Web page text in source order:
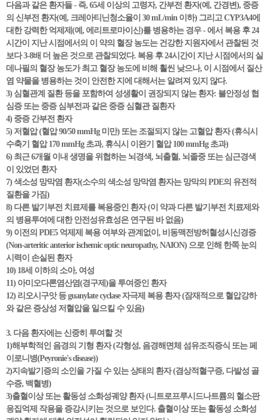
다음과 같은 환자들 - 즉, 65세 이상의 고령자, 간부전 환자(예, 간경변), 중증
의 신부전 환자(예, 크레아티닌청소율이 30 mL/min 이하) 그리고 CYP3A4에
대한 강력한 억제제(예, 에리트로마이신)를 병용하는 경우 - 에서 복용 후 24
시간이 지난 시점에서의 이 약의 혈장 농도는 건강한 지원자에서 관찰된 것
보다 3-8배 더 높은 것으로 관찰되었다. 복용 후 24시간이 지난 시점에서의 실
데나필의 혈장 농도가 최고 혈장 농도에 비해 훨씬 낮으나, 이 시점에서 질산
염 약물을 병용하는 것이 안전한 지에 대해서는 알려져 있지 않다.
3) 심혈관계 질환 등을 포함하여 성생활이 권장되지 않는 환자: 불안정성 협
심증 또는 중증 심부전과 같은 중증 심혈관 질환자
4) 중증 간부전 환자
5) 저혈압 (혈압 90/50 mmHg 미만) 또는 조절되지 않는 고혈압 환자 (휴식시
수축기 혈압 170 mmHg 초과, 휴식시 이완기 혈압 100 mmHg 초과)
6) 최근 6개월 이내 생명을 위협하는 뇌경색, 뇌출혈, 뇌졸중 또는 심근경색
이 있었던 환자
7) 색소성 망막염 환자(소수의 색소성 망막염 환자는 망막의 PDE의 유전적
질환을 가짐)
8) 다른 발기부전 치료제를 복용중인 환자 (이 약과 다른 발기부전 치료제와
의 병용투여에 대한 안전성유효성은 연구된 바 없음)
9) 이전의 PDE5 억제제 복용 여부와 관계없이, 비동맥전방허혈성시신경증
(Non-arteritic anterior ischemic optic neuropathy, NAION) 으로 인해 한쪽 눈의
시력이 손실된 환자
10) 18세 이하의 소아, 여성
11) 아미오다론염산염(경구제)을 투여중인 환자
12) 리오시구앗 등 guanylate cyclase 자극제 복용 환자 (잠재적으로 혈압강하
와 같은 증상성 저혈압을 일으킬 수 있음)
3. 다음 환자에는 신중히 투여할 것
1)해부학적인 음경의 기형 환자 (각형성, 음경해면체 섬유조직증식 또는 페
이로니병(Peyronie's disease))
2)지속발기증의 소인을 가질 수 있는 상태의 환자 (겸상적혈구증, 다발성 골
수증, 백혈병)
3)출혈이상 또는 활동성 소화성궤양 환자 (니트로프루시드나트륨의 혈소판
응집억제 작용을 증강시키는 것으로 보인다. 출혈이상 또는 활동성 소화성